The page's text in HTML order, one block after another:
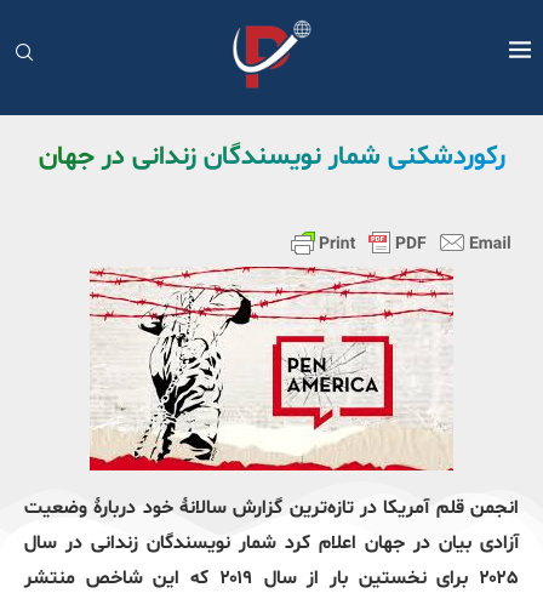
رکوردشکنی شمار نویسندگان زندانی در جهان
انجمن قلم آمریکا در تازه‌ترین گزارش سالانهٔ خود دربارهٔ وضعیت
آزادی بیان در جهان اعلام کرد شمار نویسندگان زندانی در سال
۲۰۲۵ برای نخستین بار از سال ۲۰۱۹ که این شاخص منتشر